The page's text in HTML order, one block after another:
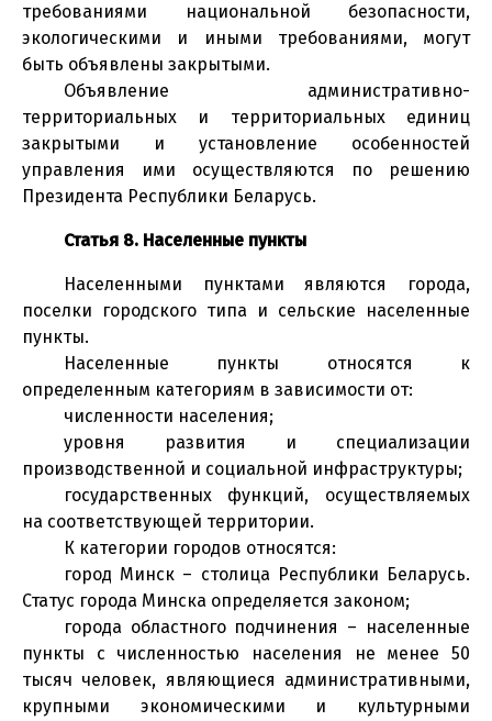
требованиями национальной безопасности,
экологическими и иными требованиями, могут
быть объявлены закрытыми.
Объявление административно-
территориальных и территориальных единиц
закрытыми и установление особенностей
управления ими осуществляются по решению
Президента Республики Беларусь.
Статья 8. Населенные пункты
Населенными пунктами являются города,
поселки городского типа и сельские населенные
пункты.
Населенные пункты относятся к
определенным категориям в зависимости от:
численности населения;
уровня развития и специализации
производственной и социальной инфраструктуры;
государственных функций, осуществляемых
на соответствующей территории.
К категории городов относятся:
город Минск – столица Республики Беларусь.
Статус города Минска определяется законом;
города областного подчинения – населенные
пункты с численностью населения не менее 50
тысяч человек, являющиеся административными,
крупными экономическими и культурными